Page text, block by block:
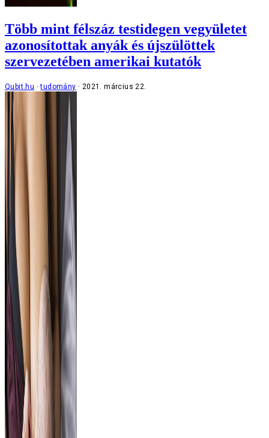
Több mint félszáz testidegen vegyületet
azonosítottak anyák és újszülöttek
szervezetében amerikai kutatók
Qubit.hu tudomány 2021. március 22.